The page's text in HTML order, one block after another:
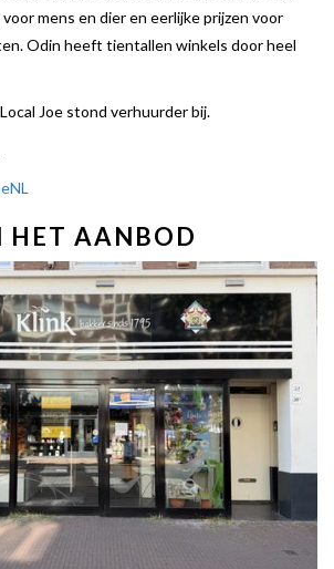
mens en dier en eerlijke prijzen voor
Odin heeft tientallen winkels door heel
Joe stond verhuurder bij.
HET AANBOD